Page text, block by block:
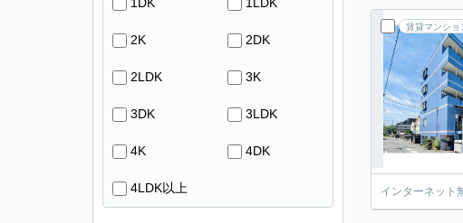
賃貸マンショ
インターネット
2K 2DK
2LDK 3K
3DK 3LDK
4K 4DK
4LDK以上